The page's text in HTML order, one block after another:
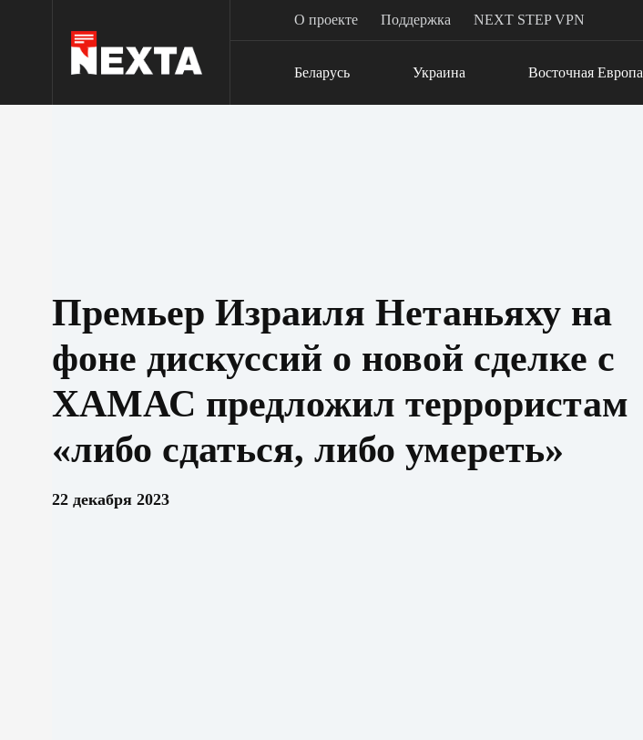
О проекте Поддержка NEXT STEP VPN
Беларусь Украина Восточная Европа
Премьер Израиля Нетаньяху на
фоне дискуссий о новой сделке с
ХАМАС предложил террористам
«либо сдаться, либо умереть»
22 декабря 2023